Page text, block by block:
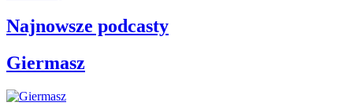
Najnowsze podcasty
Giermasz